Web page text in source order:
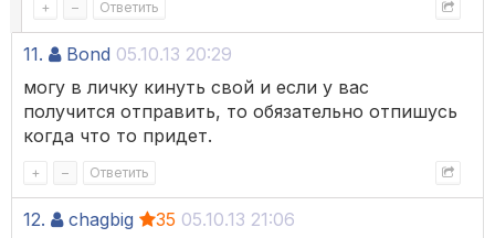
+ – Ответить
11. Bond 05.10.13 20:29
могу в личку кинуть свой и если у вас
получится отправить, то обязательно отпишусь
когда что то придет.
+ – Ответить
12. chagbig 35 05.10.13 21:06